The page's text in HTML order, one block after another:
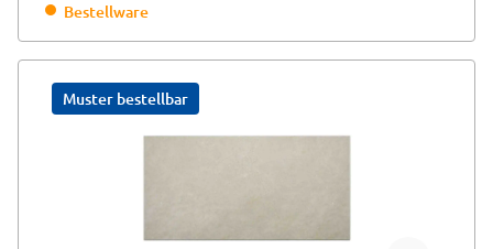
Bestellware
Muster bestellbar